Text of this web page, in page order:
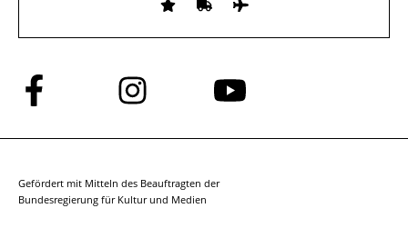
Folge
uns
auf
Folge
uns
auf
Folge
auf
Gefördert mit Mitteln des Beauftragten der
Bundesregierung für Kultur und Medien